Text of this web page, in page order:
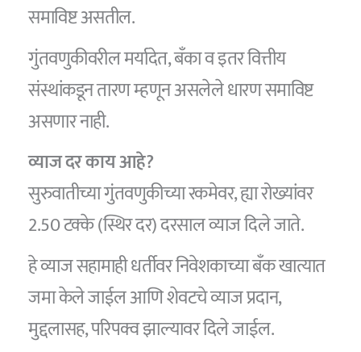
समाविष्ट असतील.
गुंतवणुकीवरील मर्यादेत, बँका व इतर वित्तीय
संस्थांकडून तारण म्हणून असलेले धारण समाविष्ट
असणार नाही.
व्याज दर काय आहे?
सुरुवातीच्या गुंतवणुकीच्या रकमेवर, ह्या रोख्यांवर
2.50 टक्के (स्थिर दर) दरसाल व्याज दिले जाते.
हे व्याज सहामाही धर्तीवर निवेशकाच्या बँक खात्यात
जमा केले जाईल आणि शेवटचे व्याज प्रदान,
मुद्दलासह, परिपक्व झाल्यावर दिले जाईल.